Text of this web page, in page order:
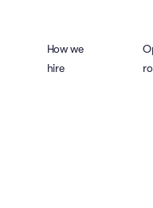
How we
hire